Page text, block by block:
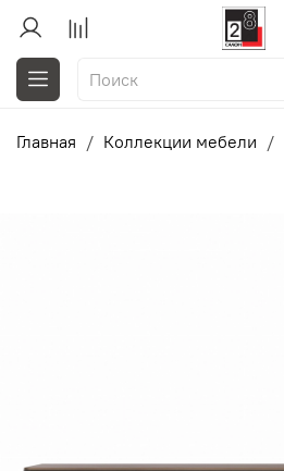
Главная Коллекции мебели